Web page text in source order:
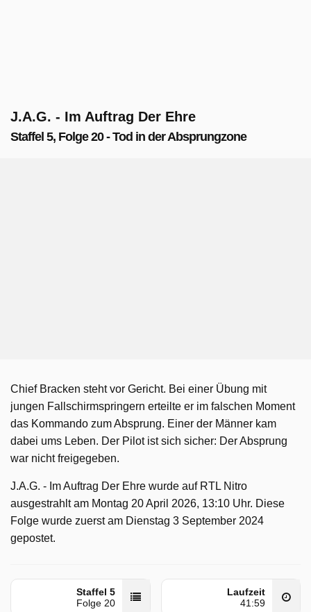
J.A.G. - Im Auftrag Der Ehre
Staffel 5, Folge 20 - Tod in der Absprungzone
Chief Bracken steht vor Gericht. Bei einer Übung mit
jungen Fallschirmspringern erteilte er im falschen Moment
das Kommando zum Absprung. Einer der Männer kam
dabei ums Leben. Der Pilot ist sich sicher: Der Absprung
war nicht freigegeben.
J.A.G. - Im Auftrag Der Ehre wurde auf RTL Nitro
ausgestrahlt am Montag 20 April 2026, 13:10 Uhr. Diese
Folge wurde zuerst am Dienstag 3 September 2024
gepostet.
Staffel 5
Folge 20
Laufzeit
41:59